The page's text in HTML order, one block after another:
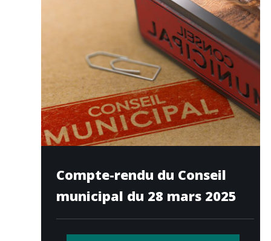
Compte-rendu du Conseil
municipal du 28 mars 2025